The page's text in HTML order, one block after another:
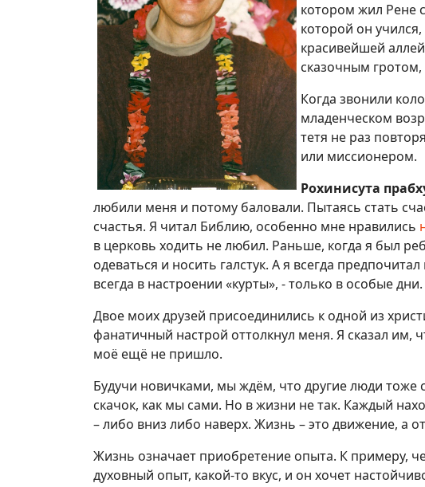
котором жил Рене
которой он
красивейшей
сказочным
Когда звонили
младенческом
тетя не раз
или миссионером.
Рохинисута
любили меня и потому баловали. Пытаясь стать
счастья. Я читал Библию, особенно мне нравились
в церковь ходить не любил. Раньше, когда я был
одеваться и носить галстук. А я всегда
всегда в настроении «курты», - только в особые дни.
Двое моих друзей присоединились к одной из
фанатичный настрой оттолкнул меня. Я сказал им,
моё ещё не пришло.
Будучи новичками, мы ждём, что другие люди тоже
скачок, как мы сами. Но в жизни не так. Каждый
– либо вниз либо наверх. Жизнь – это движение, а
Жизнь означает приобретение опыта. К примеру,
духовный опыт, какой-то вкус, и он хочет